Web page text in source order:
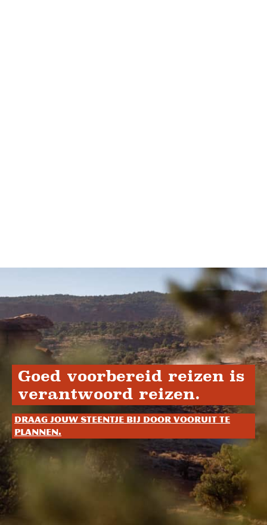
Goed voorbereid reizen is
verantwoord reizen.
Draag jouw steentje bij door vooruit te
plannen.